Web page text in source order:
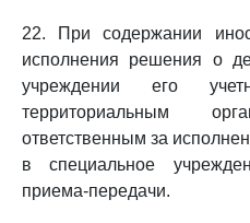
22. При содержании
исполнения решения о
учреждении его
территориальным
ответственным за
в специальное
приема-передачи.